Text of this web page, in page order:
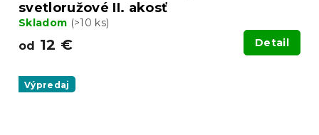
svetloružové II. akosť
Skladom (>10 ks)
od 12 € Detail
Výpredaj